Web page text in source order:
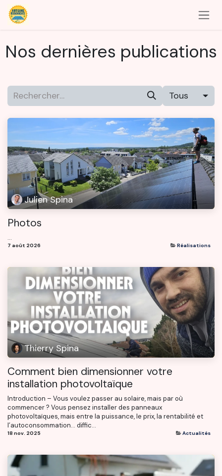
Se rendre au contenu
Nos dernières publications
Tous
Julien Spina
Photos
...
7 août 2026 Réalisations
Thierry Spina
Comment bien dimensionner votre
installation photovoltaïque
Introduction – Vous voulez passer au solaire, mais par où
commencer ? Vous pensez installer des panneaux
photovoltaïques, mais entre la puissance, le prix, la rentabilité et
l’autoconsommation… diffic...
18 nov. 2025 Actualités